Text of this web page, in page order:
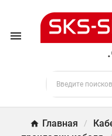

Главная